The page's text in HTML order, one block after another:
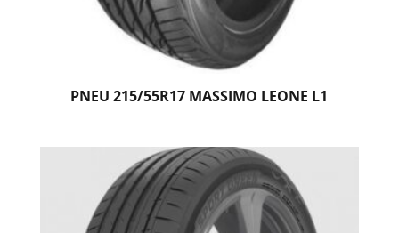
PNEU 215/55R17 MASSIMO LEONE L1